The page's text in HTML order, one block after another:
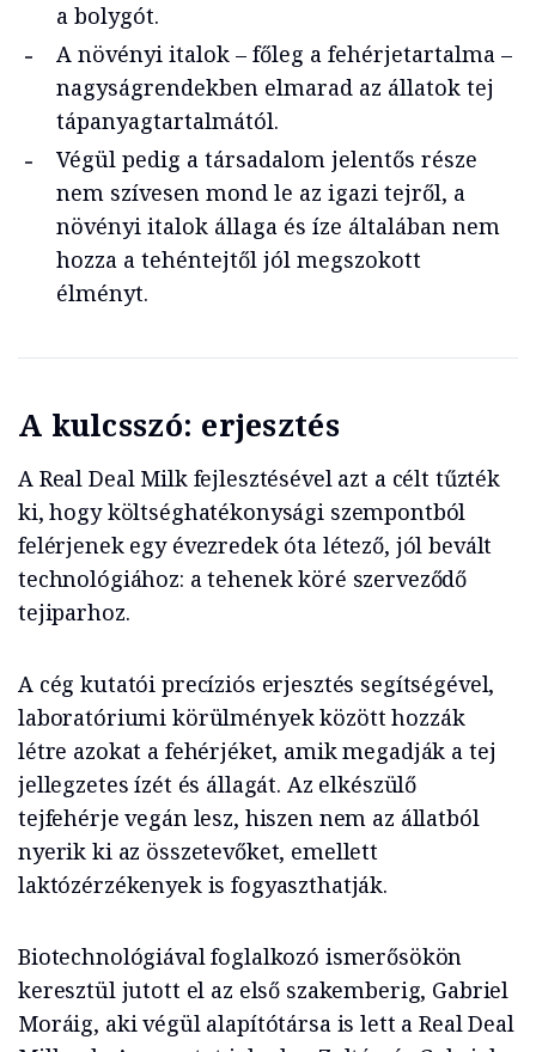
a bolygót.
A növényi italok – főleg a fehérjetartalma –
nagyságrendekben elmarad az állatok tej
tápanyagtartalmától.
Végül pedig a társadalom jelentős része
nem szívesen mond le az igazi tejről, a
növényi italok állaga és íze általában nem
hozza a tehéntejtől jól megszokott
élményt.
A kulcsszó: erjesztés
A Real Deal Milk fejlesztésével azt a célt tűzték
ki, hogy költséghatékonysági szempontból
felérjenek egy évezredek óta létező, jól bevált
technológiához: a tehenek köré szerveződő
tejiparhoz.
A cég kutatói precíziós erjesztés segítségével,
laboratóriumi körülmények között hozzák
létre azokat a fehérjéket, amik megadják a tej
jellegzetes ízét és állagát. Az elkészülő
tejfehérje vegán lesz, hiszen nem az állatból
nyerik ki az összetevőket, emellett
laktózérzékenyek is fogyaszthatják.
Biotechnológiával foglalkozó ismerősökön
keresztül jutott el az első szakemberig, Gabriel
Moráig, aki végül alapítótársa is lett a Real Deal